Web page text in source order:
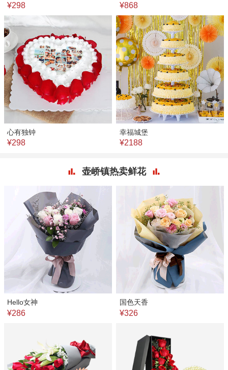
¥298 ¥868
心有独钟
¥298
幸福城堡
¥2188
壶峤镇热卖鲜花
Hello女神
¥286
国色天香
¥326